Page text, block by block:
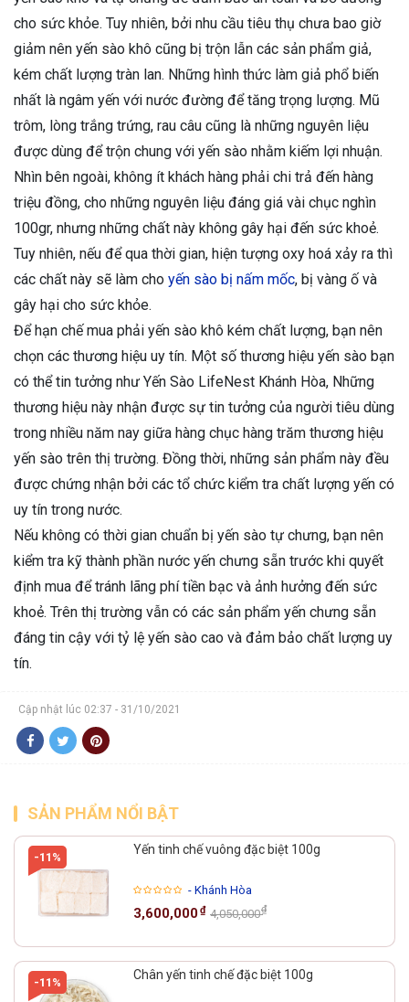
cho sức khỏe. Tuy nhiên, bởi nhu cầu tiêu thụ chưa bao giờ
giảm nên yến sào khô cũng bị trộn lẫn các sản phẩm giả,
kém chất lượng tràn lan. Những hình thức làm giả phổ biến
nhất là ngâm yến với nước đường để tăng trọng lượng. Mũ
trôm, lòng trắng trứng, rau câu cũng là những nguyên liệu
được dùng để trộn chung với yến sào nhằm kiếm lợi nhuận.
Nhìn bên ngoài, không ít khách hàng phải chi trả đến hàng
triệu đồng, cho những nguyên liệu đáng giá vài chục nghìn
100gr, nhưng những chất này không gây hại đến sức khoẻ.
Tuy nhiên, nếu để qua thời gian, hiện tượng oxy hoá xảy ra thì
các chất này sẽ làm cho yến sào bị nấm mốc, bị vàng ố và
gây hại cho sức khỏe.
Để hạn chế mua phải yến sào khô kém chất lượng, bạn nên
chọn các thương hiệu uy tín. Một số thương hiệu yến sào bạn
có thể tin tưởng như Yến Sào LifeNest Khánh Hòa, Những
thương hiệu này nhận được sự tin tưởng của người tiêu dùng
trong nhiều năm nay giữa hàng chục hàng trăm thương hiệu
yến sào trên thị trường. Đồng thời, những sản phẩm này đều
được chứng nhận bởi các tổ chức kiểm tra chất lượng yến có
uy tín trong nước.
Nếu không có thời gian chuẩn bị yến sào tự chưng, bạn nên
kiểm tra kỹ thành phần nước yến chưng sẵn trước khi quyết
định mua để tránh lãng phí tiền bạc và ảnh hưởng đến sức
khoẻ. Trên thị trường vẫn có các sản phẩm yến chưng sẵn
đáng tin cậy với tỷ lệ yến sào cao và đảm bảo chất lượng uy
tín.
Cập nhật lúc 02:37 - 31/10/2021
SẢN PHẨM NỔI BẬT
-11%
Yến tinh chế vuông đặc biệt 100g
- Khánh Hòa
3,600,000₫ 4,050,000₫
-11%
Chân yến tinh chế đặc biệt 100g